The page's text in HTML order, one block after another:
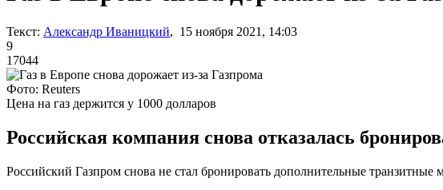
Текст: Александр Иваницкий, 15 ноября 2021, 14:03
9
17044
Фото: Reuters
Цена на газ держится у 1000 долларов
Российская компания снова отказалась
Российский Газпром снова не стал бронировать дополнительные транзитные